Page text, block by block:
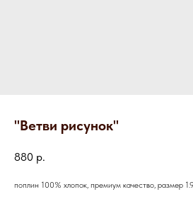
"Ветви рисунок"
880 р.
поплин 100% хлопок, премиум качество, размер